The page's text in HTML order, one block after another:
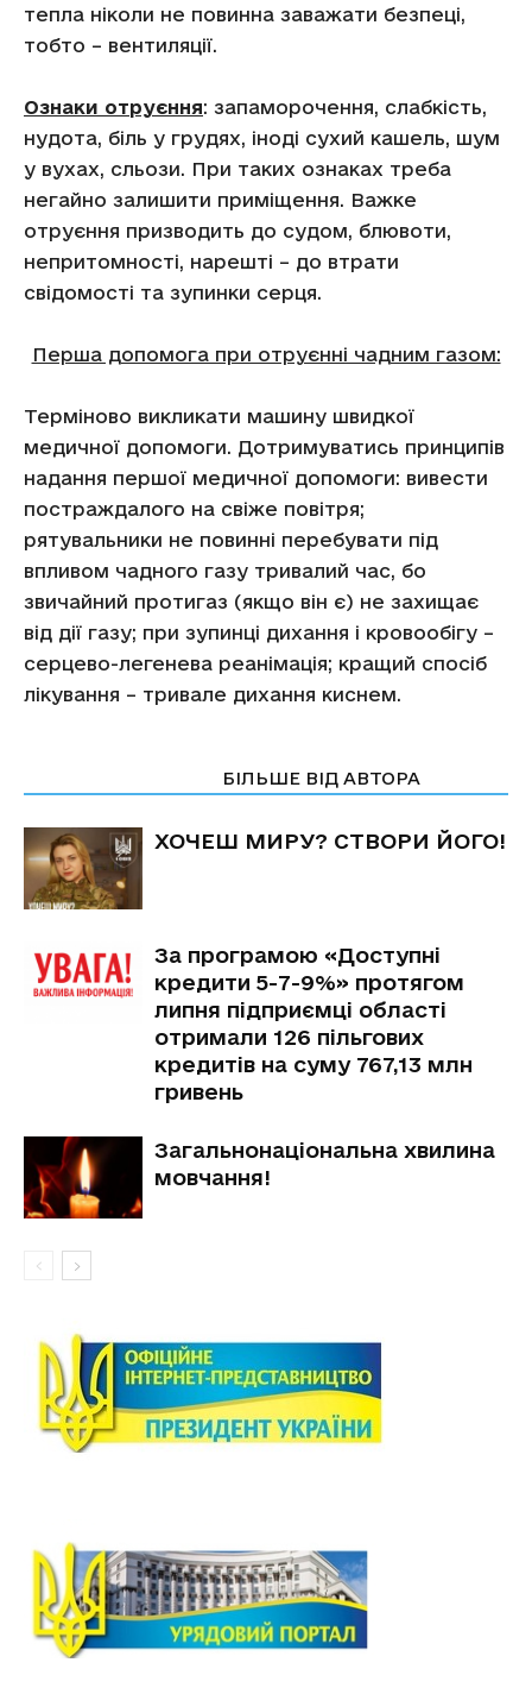
тепла ніколи не повинна заважати безпеці,
тобто – вентиляції.
Ознаки отруєння: запаморочення, слабкість,
нудота, біль у грудях, іноді сухий кашель, шум
у вухах, сльози. При таких ознаках треба
негайно залишити приміщення. Важке
отруєння призводить до судом, блювоти,
непритомності, нарешті – до втрати
свідомості та зупинки серця.
Перша допомога при отруєнні чадним газом:
Терміново викликати машину швидкої
медичної допомоги. Дотримуватись принципів
надання першої медичної допомоги: вивести
постраждалого на свіже повітря;
рятувальники не повинні перебувати під
впливом чадного газу тривалий час, бо
звичайний протигаз (якщо він є) не захищає
від дії газу; при зупинці дихання і кровообігу –
серцево-легенева реанімація; кращий спосіб
лікування – тривале дихання киснем.
БІЛЬШЕ ВІД АВТОРА
ХОЧЕШ МИРУ? СТВОРИ ЙОГО!
За програмою «Доступні
кредити 5-7-9%» протягом
липня підприємці області
отримали 126 пільгових
кредитів на суму 767,13 млн
гривень
Загальнонаціональна хвилина
мовчання!